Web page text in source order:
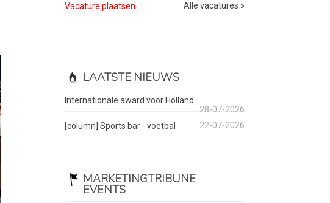
Vacature plaatsen Alle vacatures »
LAATSTE NIEUWS
Internationale award voor Holland...
28-07-2026
[column] Sports bar - voetbal
22-07-2026
MARKETINGTRIBUNE
EVENTS